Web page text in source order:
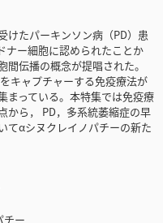
けたパーキンソン病（PD）患
ナー細胞に認められたことか
伝播の概念が提唱された。
キャプチャーする免疫療法が
まっている。本特集では免疫療
から， PD，多系統萎縮症の早
てαシヌクレイノパチーの新た
チー